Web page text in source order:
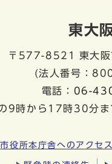
東大
〒577-8521
東大
(法人番号：
電話： 06-
9時から17時30分ま
市役所本庁舎へのアクセス